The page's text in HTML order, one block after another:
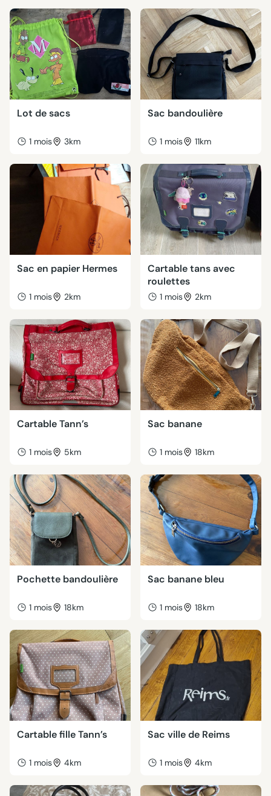
Lot de sacs
1 mois 3km
Sac bandoulière
1 mois 11km
Sac en papier Hermes
1 mois 2km
Cartable tans avec
roulettes
1 mois 2km
Cartable Tann’s
1 mois 5km
Sac banane
1 mois 18km
Pochette bandoulière
1 mois 18km
Sac banane bleu
1 mois 18km
Cartable fille Tann’s
1 mois 4km
Sac ville de Reims
1 mois 4km